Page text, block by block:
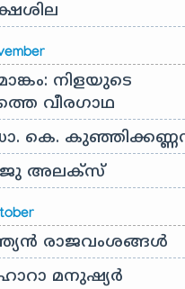
നിളയുടെ
വീരഗാഥ
കെ.
അലക്സ്
രാജവംശങ്ങൾ
മനുഷ്യർ